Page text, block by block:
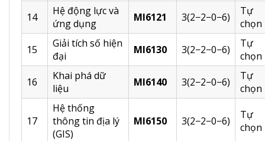
14
Hệ động lực và
ứng dụng
MI6121 3(2−2−0−6)
Tự
chọn
15
Giải tích số hiện
đại
MI6130 3(2−2−0−6)
Tự
chọn
16
Khai phá dữ
liệu
MI6140 3(2−2−0−6)
Tự
chọn
17
Hệ thống
thông tin địa lý
(GIS)
MI6150 3(2−2−0−6)
Tự
chọn